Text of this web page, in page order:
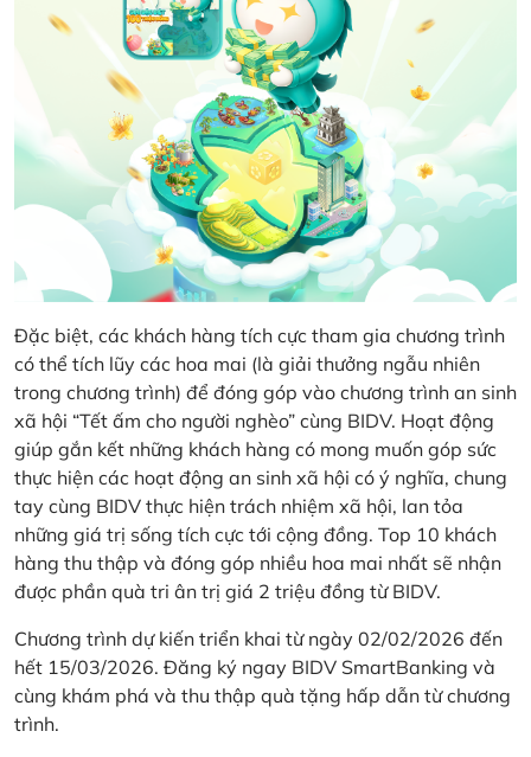
Đặc biệt, các khách hàng tích cực tham gia chương trình
có thể tích lũy các hoa mai (là giải thưởng ngẫu nhiên
trong chương trình) để đóng góp vào chương trình an sinh
xã hội “Tết ấm cho người nghèo” cùng BIDV. Hoạt động
giúp gắn kết những khách hàng có mong muốn góp sức
thực hiện các hoạt động an sinh xã hội có ý nghĩa, chung
tay cùng BIDV thực hiện trách nhiệm xã hội, lan tỏa
những giá trị sống tích cực tới cộng đồng. Top 10 khách
hàng thu thập và đóng góp nhiều hoa mai nhất sẽ nhận
được phần quà tri ân trị giá 2 triệu đồng từ BIDV.
Chương trình dự kiến triển khai từ ngày 02/02/2026 đến
hết 15/03/2026. Đăng ký ngay BIDV SmartBanking và
cùng khám phá và thu thập quà tặng hấp dẫn từ chương
trình.